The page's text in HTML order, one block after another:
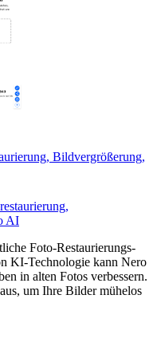
Bildvergrößerung,
AI
Foto-Restaurierungs-
KI-Technologie kann Nero
in alten Fotos verbessern.
um Ihre Bilder mühelos